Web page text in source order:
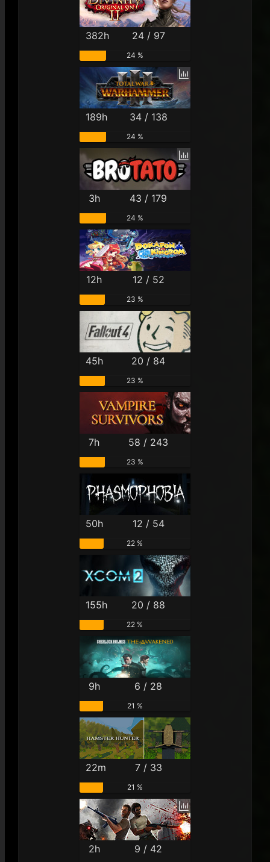
382h 24 / 97
24 %
189h 34 / 138
24 %
3h 43 / 179
24 %
12h 12 / 52
23 %
45h 20 / 84
23 %
7h 58 / 243
23 %
50h 12 / 54
22 %
155h 20 / 88
22 %
9h 6 / 28
21 %
22m 7 / 33
21 %
2h 9 / 42